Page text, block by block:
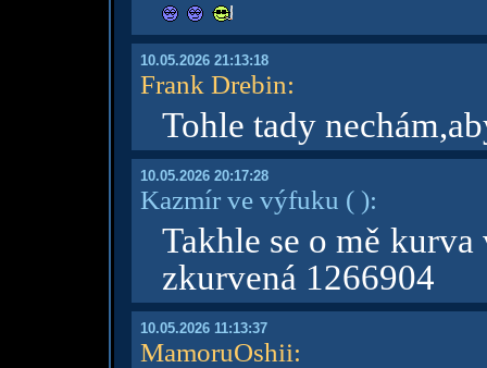
10.05.2026 21:13:18
Frank Drebin:
Tohle tady
10.05.2026 20:17:28
Kazmír ve výfuku ( ):
Takhle se o mě
zkurvená 1266904
10.05.2026 11:13:37
MamoruOshii: